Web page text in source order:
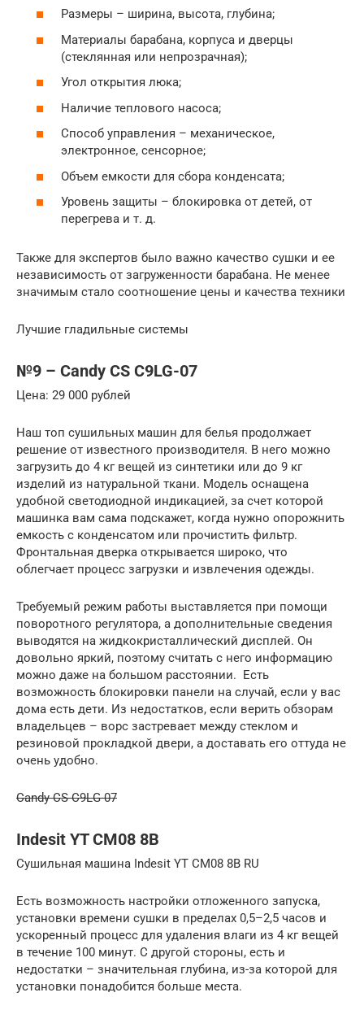
Размеры – ширина, высота, глубина;
Материалы барабана, корпуса и дверцы
(стеклянная или непрозрачная);
Угол открытия люка;
Наличие теплового насоса;
Способ управления – механическое,
электронное, сенсорное;
Объем емкости для сбора конденсата;
Уровень защиты – блокировка от детей, от
перегрева и т. д.
Также для экспертов было важно качество сушки и ее
независимость от загруженности барабана. Не менее
значимым стало соотношение цены и качества техники
Лучшие гладильные системы
№9 – Candy CS C9LG-07
Цена: 29 000 рублей
Наш топ сушильных машин для белья продолжает
решение от известного производителя. В него можно
загрузить до 4 кг вещей из синтетики или до 9 кг
изделий из натуральной ткани. Модель оснащена
удобной светодиодной индикацией, за счет которой
машинка вам сама подскажет, когда нужно опорожнить
емкость с конденсатом или прочистить фильтр.
Фронтальная дверка открывается широко, что
облегчает процесс загрузки и извлечения одежды.
Требуемый режим работы выставляется при помощи
поворотного регулятора, а дополнительные сведения
выводятся на жидкокристаллический дисплей. Он
довольно яркий, поэтому считать с него информацию
можно даже на большом расстоянии. Есть
возможность блокировки панели на случай, если у вас
дома есть дети. Из недостатков, если верить обзорам
владельцев – ворс застревает между стеклом и
резиновой прокладкой двери, а доставать его оттуда не
очень удобно.
Candy CS C9LG-07
Indesit YT CM08 8B
Сушильная машина Indesit YT CM08 8B RU
Есть возможность настройки отложенного запуска,
установки времени сушки в пределах 0,5–2,5 часов и
ускоренный процесс для удаления влаги из 4 кг вещей
в течение 100 минут. С другой стороны, есть и
недостатки – значительная глубина, из-за которой для
установки понадобится больше места.